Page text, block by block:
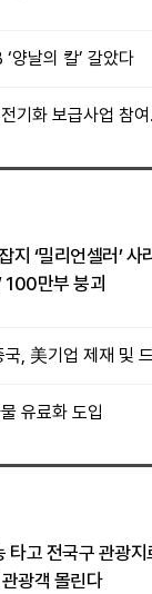
양날의 칼’ 갈았다
기화 보급사업 참
지 ‘밀리언셀러’
100만부 붕괴
, 美기업 제재 및
유료화 도입
타고 전국구 관광지
광객 몰린다